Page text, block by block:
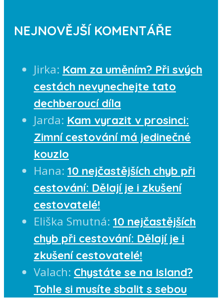
NEJNOVĚJŠÍ KOMENTÁŘE
Jirka: Kam za uměním? Při svých
cestách nevynechejte tato
dechberoucí díla
Jarda: Kam vyrazit v prosinci:
Zimní cestování má jedinečné
kouzlo
Hana: 10 nejčastějších chyb při
cestování: Dělají je i zkušení
cestovatelé!
Eliška Smutná: 10 nejčastějších
chyb při cestování: Dělají je i
zkušení cestovatelé!
Valach: Chystáte se na Island?
Tohle si musíte sbalit s sebou